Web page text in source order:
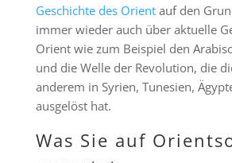
Geschichte des Orientauf den
immer wieder auch über aktuelle
Orient wie zum Beispiel den
und die Welle der Revolution, die
anderem in Syrien, Tunesien,
ausgelöst hat.
Was Sie auf